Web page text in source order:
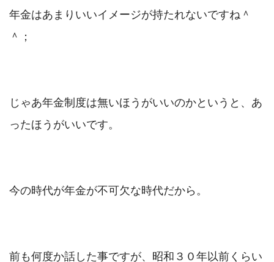
年金はあまりいいイメージが持たれないですね＾
＾；
じゃあ年金制度は無いほうがいいのかというと、あ
ったほうがいいです。
今の時代が年金が不可欠な時代だから。
前も何度か話した事ですが、昭和３０年以前くらい